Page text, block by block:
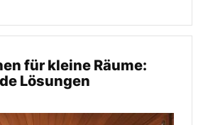
für kleine Räume:
Lösungen